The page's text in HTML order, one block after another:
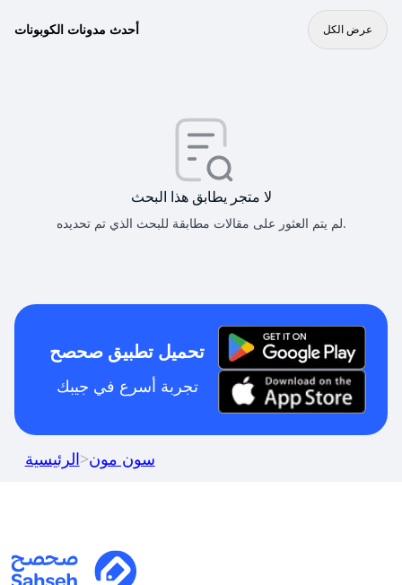
أحدث مدونات الكوبونات عرض الكل
لا متجر يطابق هذا البحث
لم يتم العثور على مقالات مطابقة للبحث الذي تم تحديده.
تحميل تطبيق صحصح
تجربة أسرع في جيبك
الرئيسية>سون مون